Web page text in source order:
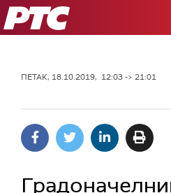
РТС
ПЕТАК, 18.10.2019, 12:03 -> 21:01